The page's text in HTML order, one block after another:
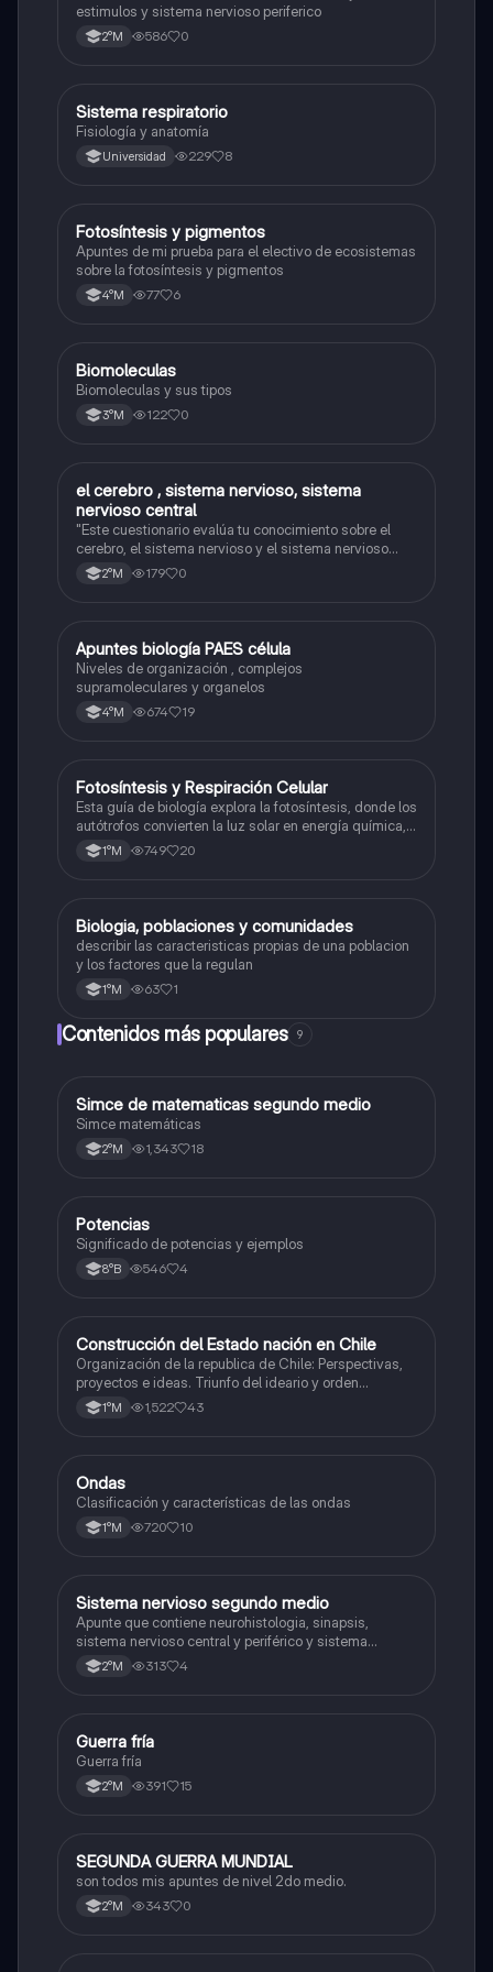
estimulos y sistema nervioso periferico
2°M 586 0
Biología
Sistema respiratorio
Fisiología y anatomía
Universidad 229 8
Biología
Fotosíntesis y pigmentos
Apuntes de mi prueba para el electivo de ecosistemas
sobre la fotosíntesis y pigmentos
4°M 77 6
Biología
Biomoleculas
Biomoleculas y sus tipos
3°M 122 0
Biología
el cerebro , sistema nervioso, sistema
nervioso central
"Este cuestionario evalúa tu conocimiento sobre el
cerebro, el sistema nervioso y el sistema nervioso
central."
2°M 179 0
Biología
Apuntes biología PAES célula
Niveles de organización , complejos
supramoleculares y organelos
4°M 674 19
Biología
Fotosíntesis y Respiración Celular
Esta guía de biología explora la fotosíntesis, donde los
autótrofos convierten la luz solar en energía química, y
la respiración celular, un proceso vital para el flujo de
energía en los ecosistemas.
1°M 749 20
Biología
Biologia, poblaciones y comunidades
describir las caracteristicas propias de una poblacion
y los factores que la regulan
1°M 63 1
Contenidos más populares 9
Matemáticas
Simce de matematicas segundo medio
Simce matemáticas
2°M 1,343 18
Matemáticas
Potencias
Significado de potencias y ejemplos
8°B 546 4
Historia
Construcción del Estado nación en Chile
Organización de la republica de Chile: Perspectivas,
proyectos e ideas. Triunfo del ideario y orden
conservador. Constitución de 1833. "Era Portaliana"
1°M 1,522 43
Física
Ondas
Clasificación y características de las ondas
1°M 720 10
Biología
Sistema nervioso segundo medio
Apunte que contiene neurohistologia, sinapsis,
sistema nervioso central y periférico y sistema
endocrino
2°M 313 4
Historia
Guerra fría
Guerra fría
2°M 391 15
Historia
SEGUNDA GUERRA MUNDIAL
son todos mis apuntes de nivel 2do medio.
2°M 343 0